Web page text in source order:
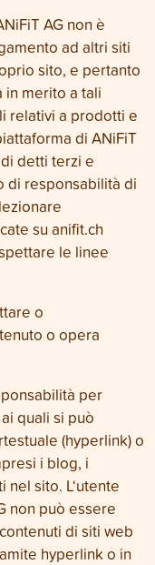
AG non è
ad altri siti
sito, e pertanto
in merito a tali
relativi a prodotti e
di ANiFiT
detti terzi e
di responsabilità di
su anifit.ch
le linee
o
o opera
per
quali si può
(hyperlink) o
i blog, i
sito. L‘utente
non può essere
di siti web
hyperlink o in